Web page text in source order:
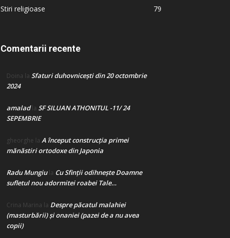
Stiri religioase
79
Comentarii recente
Doina la Sfaturi duhovnicești din 20 octombrie
2024
amaladla SF SILUAN ATHONITUL -11/ 24
SEPEMBRIE
gheorghe la A început construcţia primei
mănăstiri ortodoxe din Japonia
Radu Mungiula Cu Sfinții odihnește Doamne
sufletul nou adormitei roabei Tale…
Crina Marina la Despre păcatul malahiei
(masturbării) şi onaniei (pazei de a nu avea
copii)